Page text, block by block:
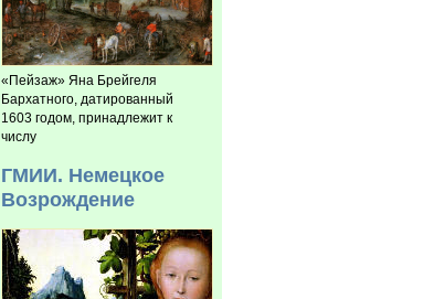
«Пейзаж» Яна Брейгеля
Бархатного, датированный
1603 годом, принадлежит к
числу
ГМИИ. Немецкое
Возрождение